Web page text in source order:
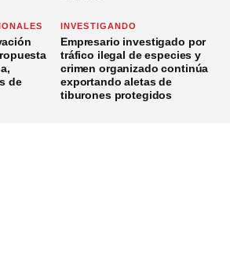
de
INVESTIGANDO
Empresario investigado por
tráfico ilegal de especies y
crimen organizado continúa
exportando aletas de
tiburones protegidos